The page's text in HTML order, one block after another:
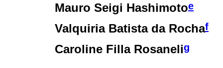
Mauro Seigi Hashimotoe
Valquiria Batista da Rochaf
Caroline Filla Rosanelig